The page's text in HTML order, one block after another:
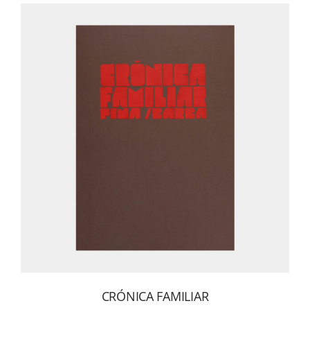
CRÓNICA FAMILIAR